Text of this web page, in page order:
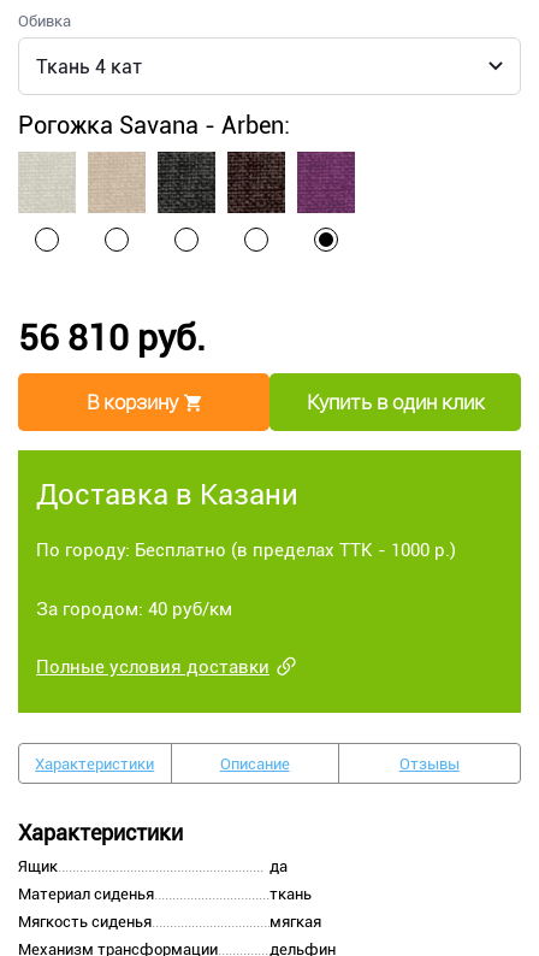
Обивка
Рогожка Savana - Arben:
56 810 руб.
В корзину Купить в один клик
Доставка в Казани
По городу: Бесплатно (в пределах ТТК - 1000 р.)
За городом: 40 руб/км
Полные условия доставки
Характеристики Описание Отзывы
Характеристики
Ящик
да
Материал сиденья
ткань
Мягкость сиденья
мягкая
Механизм трансформации
дельфин